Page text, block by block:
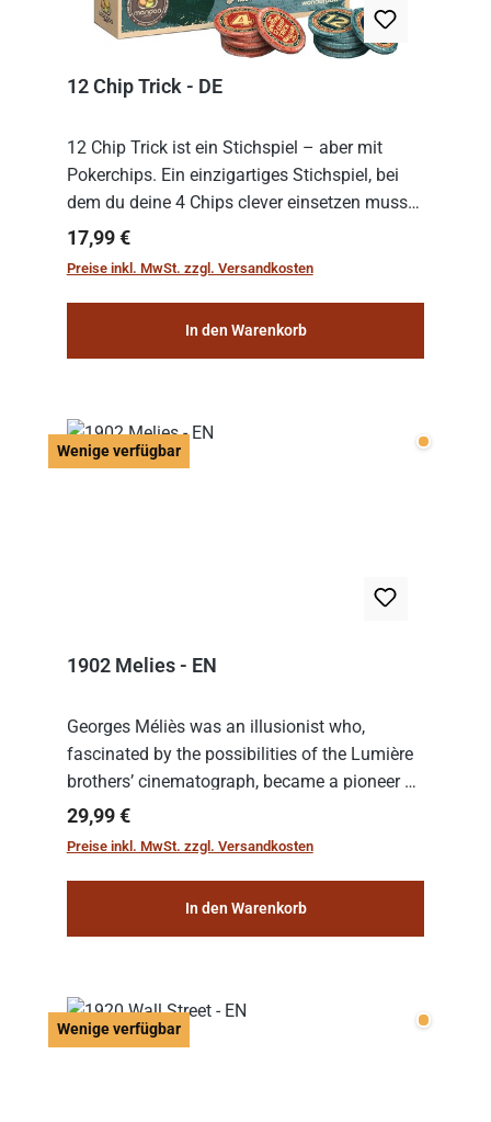
12 Chip Trick - DE
12 Chip Trick ist ein Stichspiel – aber mit
Pokerchips. Ein einzigartiges Stichspiel, bei
dem du deine 4 Chips clever einsetzen musst.
Wer die Chips mit dem höchsten Gesamtwert
hat, gewinnt die Runde. Aber Vorsicht: D...
Regulärer Preis:
17,99 €
Preise inkl. MwSt. zzgl. Versandkosten
In den Warenkorb
Wenige verfügbar Wenige
1902 Melies - EN
Georges Méliès was an illusionist who,
fascinated by the possibilities of the Lumière
brothers’ cinematograph, became a pioneer of
cinema. In 1902, he filmed his most famous
work: “Le Voyage dans la Lune” (“A Trip to...
Regulärer Preis:
29,99 €
Preise inkl. MwSt. zzgl. Versandkosten
In den Warenkorb
Wenige verfügbar Wenige